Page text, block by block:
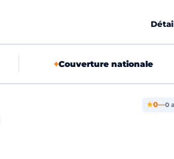
⌖Couverture nationale
★0—0